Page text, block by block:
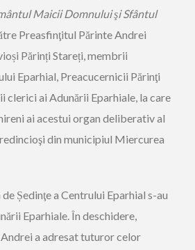
Maicii Domnului şi Sfântul
Preasfinţitul Părinte Andrei
Părinți Stareți, membrii
Eparhial, Preacucernicii Părinţi
clerici ai Adunării Eparhiale, la care
ai acestui organ deliberativ al
din municipiul Miercurea
Ședinţe a Centrului Eparhial s-au
Eparhiale. În deschidere,
a adresat tuturor celor